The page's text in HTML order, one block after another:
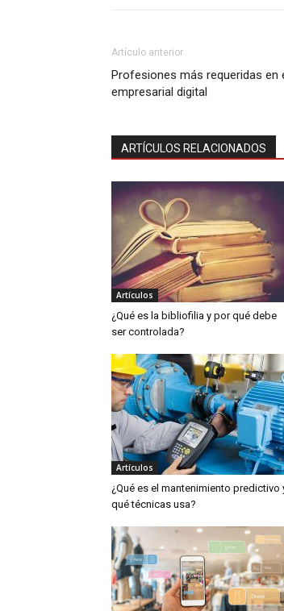
Artículo anterior
Profesiones más requeridas en
empresarial digital
ARTÍCULOS RELACIONADOS
Artículos
¿Qué es la bibliofilia y por qué debe
ser controlada?
Artículos
¿Qué es el mantenimiento predictivo
qué técnicas usa?